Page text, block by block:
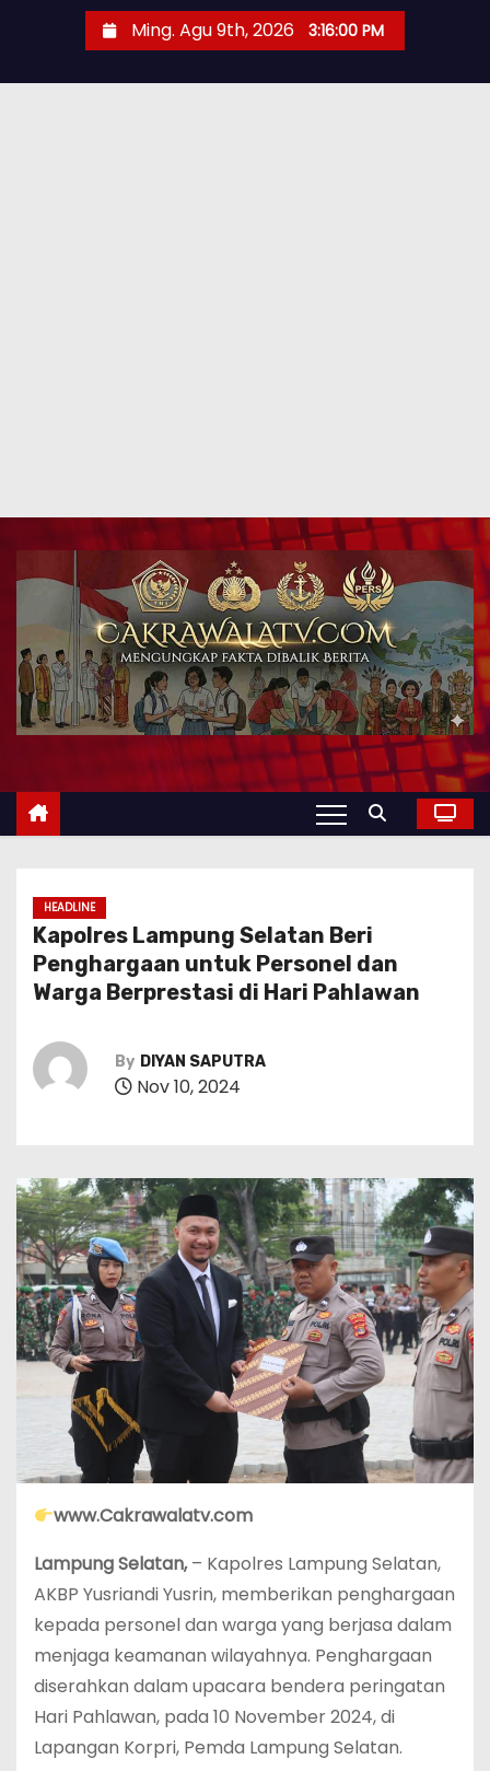
Ming. Agu 9th, 2026 3:16:01 PM
HEADLINE
Kapolres Lampung Selatan Beri
Penghargaan untuk Personel dan
Warga Berprestasi di Hari Pahlawan
By DIYAN SAPUTRA
Nov 10, 2024
www.Cakrawalatv.com
Lampung Selatan,– Kapolres Lampung Selatan,
AKBP Yusriandi Yusrin, memberikan penghargaan
kepada personel dan warga yang berjasa dalam
menjaga keamanan wilayahnya. Penghargaan
diserahkan dalam upacara bendera peringatan
Hari Pahlawan, pada 10 November 2024, di
Lapangan Korpri, Pemda Lampung Selatan.